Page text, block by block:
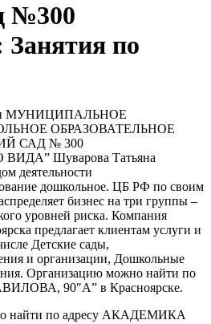
№300
Занятия по
МУНИЦИПАЛЬНОЕ
ОБРАЗОВАТЕЛЬНОЕ
САД № 300
Шуварова Татьяна
деятельности
дошкольное. ЦБ РФ по своим
бизнес на три группы –
уровней риска. Компания
предлагает клиентам услуги и
Детские сады,
и организации, Дошкольные
Организацию можно найти по
90″А” в Красноярске.
найти по адресу АКАДЕМИКА